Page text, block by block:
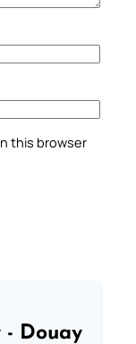
this browser
- Douay